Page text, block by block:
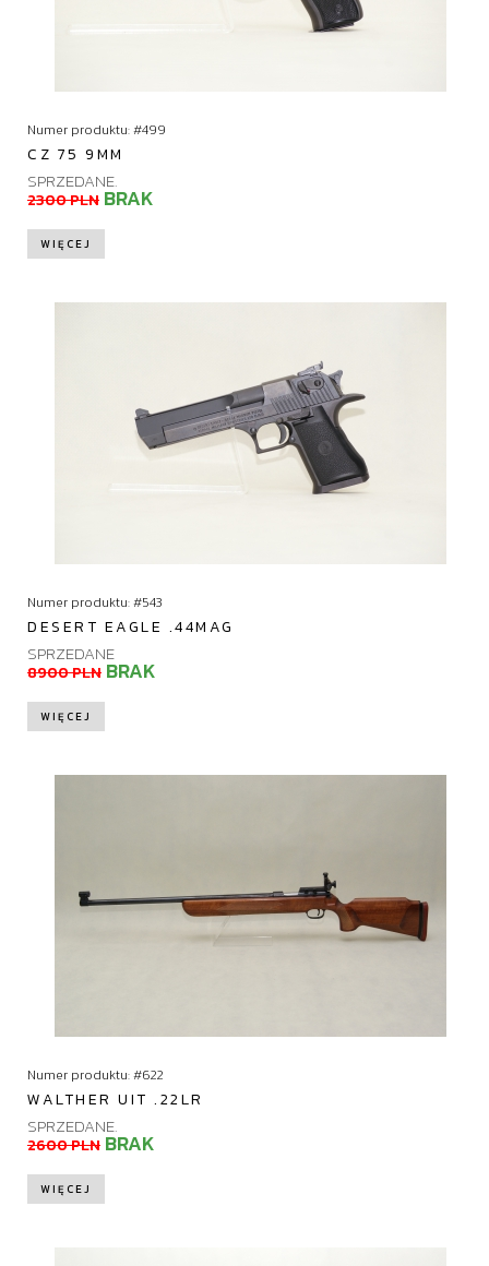
Numer produktu: #499
CZ 75 9MM
SPRZEDANE.
2300 PLN BRAK
WIĘCEJ
Numer produktu: #543
DESERT EAGLE .44MAG
SPRZEDANE
8900 PLN BRAK
WIĘCEJ
Numer produktu: #622
WALTHER UIT .22LR
SPRZEDANE.
2600 PLN BRAK
WIĘCEJ